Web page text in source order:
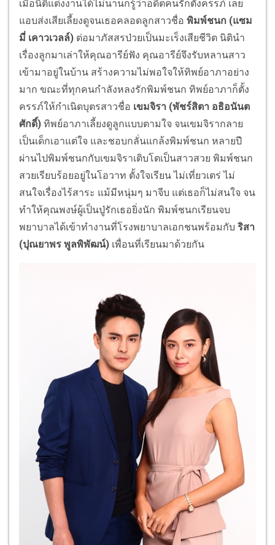
เมื่อนิติแต่งงานได้ไม่นานก็รู้ว่าอดีตคนรักตั้งครรภ์ เลย
แอบส่งเสียเลี้ยงดูจนเธอคลอดลูกสาวชื่อ พิมพ์ชนก (แซม
มี่ เคาวเวลล์) ต่อมาภัสสรป่วยเป็นมะเร็งเสียชีวิต นิตินำ
เรื่องลูกมาเล่าให้คุณอารีย์ฟัง คุณอารีย์จึงรับหลานสาว
เข้ามาอยู่ในบ้าน สร้างความไม่พอใจให้ทิพย์อาภาอย่าง
มาก ขณะที่ทุกคนกำลังหลงรักพิมพ์ชนก ทิพย์อาภาก็ตั้ง
ครรภ์ให้กำเนิดบุตรสาวชื่อ เขมจิรา (พัชร์สิตา อธิอนันต
ศักดิ์) ทิพย์อาภาเลี้ยงดูลูกแบบตามใจ จนเขมจิรากลาย
เป็นเด็กเอาแต่ใจ และชอบกลั่นแกล้งพิมพ์ชนก หลายปี
ผ่านไปพิมพ์ชนกกับเขมจิราเติบโตเป็นสาวสวย พิมพ์ชนก
สวยเรียบร้อยอยู่ในโอวาท ตั้งใจเรียน ไม่เที่ยวเตร่ ไม่
สนใจเรื่องไร้สาระ แม้มีหนุ่มๆ มาจีบ แต่เธอก็ไม่สนใจ จน
ทำให้คุณพงษ์ผู้เป็นปู่รักเธอยิ่งนัก พิมพ์ชนกเรียนจบ
พยาบาลได้เข้าทำงานที่โรงพยาบาลเอกชนพร้อมกับ ริสา
(ปุณยาพร พูลพิพัฒน์) เพื่อนที่เรียนมาด้วยกัน